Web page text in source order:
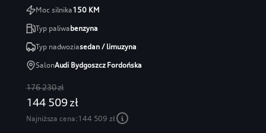
Moc silnika150KM
Typ paliwabenzyna
Typ nadwoziasedan / limuzyna
SalonAudi Bydgoszcz Fordońska
176 230 zł
144 509 zł
Najniższa cena:144 509 zł